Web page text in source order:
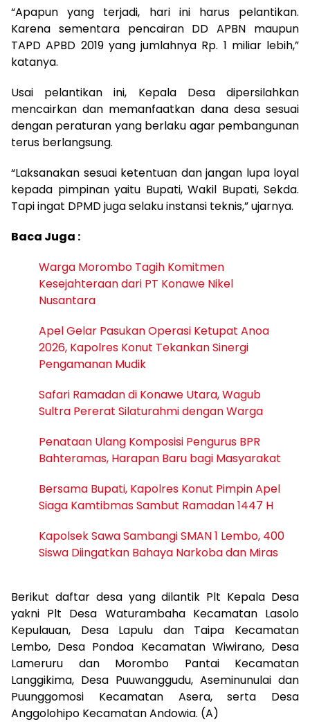
“Apapun yang terjadi, hari ini harus pelantikan.
Karena sementara pencairan DD APBN maupun
TAPD APBD 2019 yang jumlahnya Rp. 1 miliar lebih,”
katanya.
Usai pelantikan ini, Kepala Desa dipersilahkan
mencairkan dan memanfaatkan dana desa sesuai
dengan peraturan yang berlaku agar pembangunan
terus berlangsung.
“Laksanakan sesuai ketentuan dan jangan lupa loyal
kepada pimpinan yaitu Bupati, Wakil Bupati, Sekda.
Tapi ingat DPMD juga selaku instansi teknis,” ujarnya.
Baca Juga :
Warga Morombo Tagih Komitmen
Kesejahteraan dari PT Konawe Nikel
Nusantara
Apel Gelar Pasukan Operasi Ketupat Anoa
2026, Kapolres Konut Tekankan Sinergi
Pengamanan Mudik
Safari Ramadan di Konawe Utara, Wagub
Sultra Pererat Silaturahmi dengan Warga
Penataan Ulang Komposisi Pengurus BPR
Bahteramas, Harapan Baru bagi Masyarakat
Bersama Bupati, Kapolres Konut Pimpin Apel
Siaga Kamtibmas Sambut Ramadan 1447 H
Kapolsek Sawa Sambangi SMAN 1 Lembo, 400
Siswa Diingatkan Bahaya Narkoba dan Miras
Berikut daftar desa yang dilantik Plt Kepala Desa
yakni Plt Desa Waturambaha Kecamatan Lasolo
Kepulauan, Desa Lapulu dan Taipa Kecamatan
Lembo, Desa Pondoa Kecamatan Wiwirano, Desa
Lameruru dan Morombo Pantai Kecamatan
Langgikima, Desa Puuwanggudu, Aseminunulai dan
Puunggomosi Kecamatan Asera, serta Desa
Anggolohipo Kecamatan Andowia. (A)